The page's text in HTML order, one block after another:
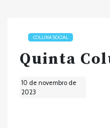
COLUNA SOCIAL
Quinta
10 de novembro de
2023